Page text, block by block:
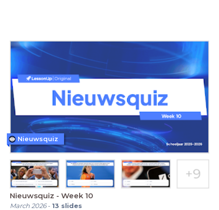
Nieuwsquiz - Week 10
March 2026- 13 slides
Nieuwsquiz